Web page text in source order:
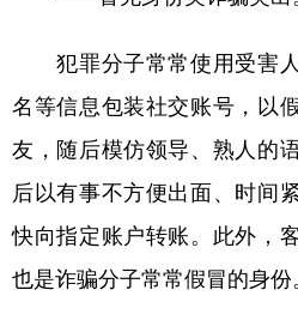
犯罪分子常常使用受害人
名等信息包装社交账号，以
友，随后模仿领导、熟人的
后以有事不方便出面、时间
快向指定账户转账。此外，
也是诈骗分子常常假冒的身份。